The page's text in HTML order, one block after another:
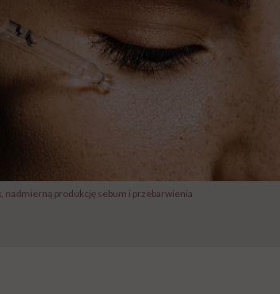
nadmierną produkcję sebum i przebarwienia